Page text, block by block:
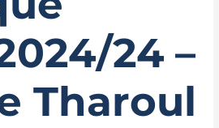
24 –
Tharoul